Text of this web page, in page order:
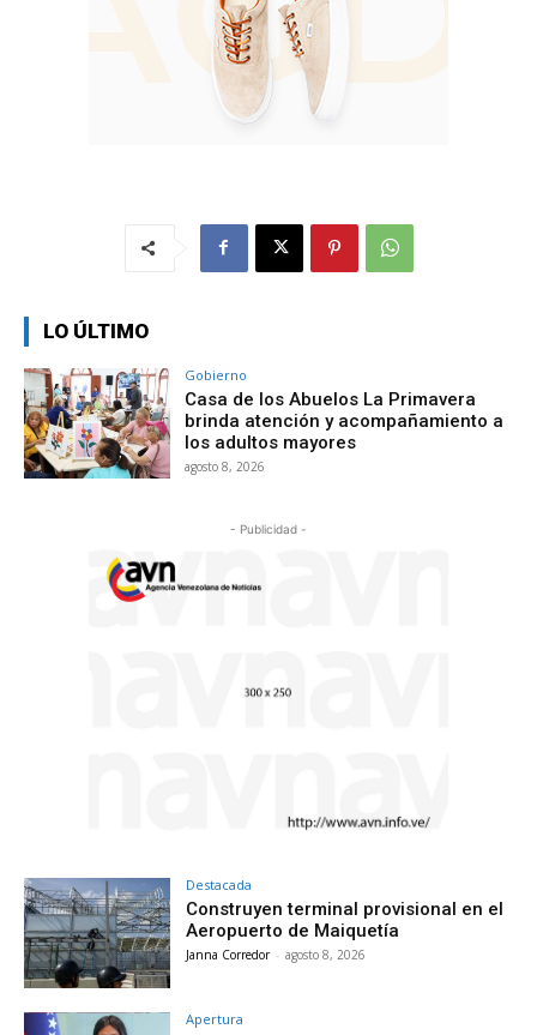
LO ÚLTIMO
Gobierno
Casa de los Abuelos La Primavera
brinda atención y acompañamiento a
los adultos mayores
agosto 8, 2026
- Publicidad -
Destacada
Construyen terminal provisional en el
Aeropuerto de Maiquetía
Janna Corredor - agosto 8, 2026
Apertura